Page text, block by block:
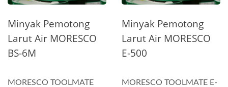
Minyak Pemotong
Larut Air MORESCO
BS-6M
MORESCO TOOLMATE
Minyak Pemotong
Larut Air MORESCO
E-500
MORESCO TOOLMATE E-